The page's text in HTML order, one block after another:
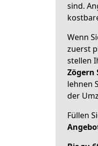
sind.
Wenn
zuerst
stellen
Zögern
lehnen
der
Füllen